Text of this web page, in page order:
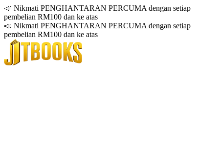
📣 Nikmati PENGHANTARAN PERCUMA dengan setiap
pembelian RM100 dan ke atas
📣 Nikmati PENGHANTARAN PERCUMA dengan setiap
pembelian RM100 dan ke atas